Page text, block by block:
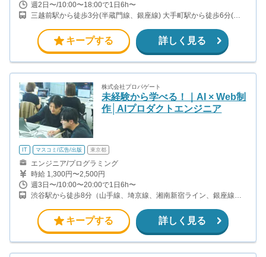
週2日〜/10:00〜18:00で1日6h〜
三越前駅から徒歩3分(半蔵門線、銀座線) 大手町駅から徒歩6分(千
分(総武線) 神田駅から徒歩6分(山手線、中央線、京浜東北線、銀座
線)
キープする 詳しく見る
株式会社プロパゲート
未経験から学べる！｜AI × Web制
作│AIプロダクトエンジニア
IT マスコミ/広告/出版 東京都
エンジニア/プログラミング
時給 1,300円〜2,500円
週3日〜/10:00〜20:00で1日6h〜
渋谷駅から徒歩8分（山手線、埼京線、湘南新宿ライン、銀座線、
キープする 詳しく見る